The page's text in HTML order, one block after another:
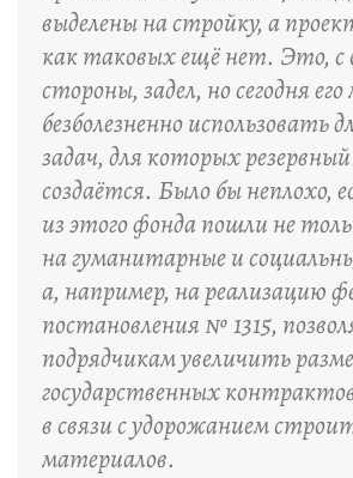
выделены на стройку, а
как таковых ещё нет. Это, с
стороны, задел, но сегодня
безболезненно использовать
задач, для которых
создаётся. Было бы неплохо,
из этого фонда пошли не
на гуманитарные и
а, например, на реализацию
постановления № 1315,
подрядчикам увеличить
государственных
в связи с удорожанием
материалов.